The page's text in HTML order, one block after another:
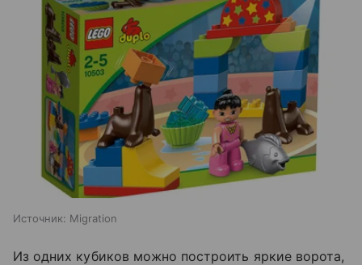
Источник: Migration
Из одних кубиков можно построить яркие ворота,